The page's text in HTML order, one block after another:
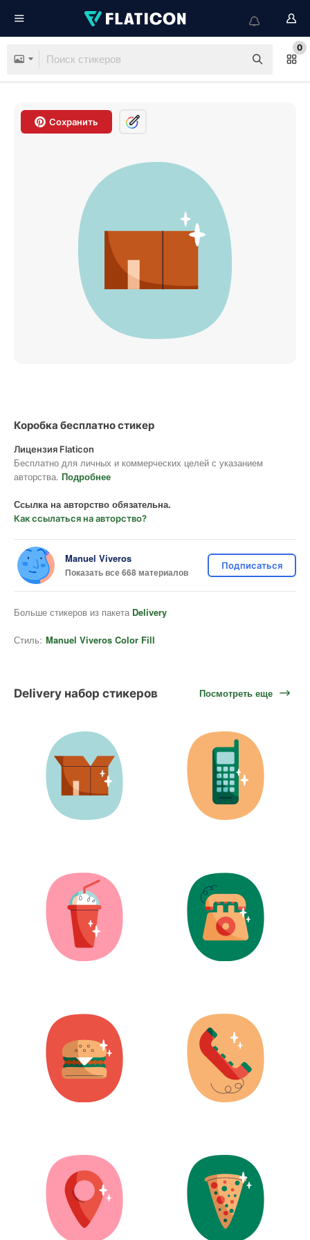
0
Сохранить
Коробка бесплатно стикер
Лицензия Flaticon
Бесплатно для личных и коммерческих целей с указанием
авторства. Подробнее
Ссылка на авторство обязательна.
Как ссылаться на авторство?
Manuel Viveros
Показать все 668 материалов
Подписаться
Больше стикеров из пакета Delivery
Стиль: Manuel Viveros Color Fill
Delivery набор стикеров Посмотреть еще